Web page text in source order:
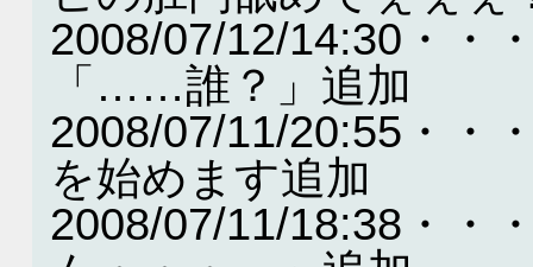
2008/07/12/14:30・・
「……誰？」追加
2008/07/11/20:55・・
を始めます追加
2008/07/11/18:38・・